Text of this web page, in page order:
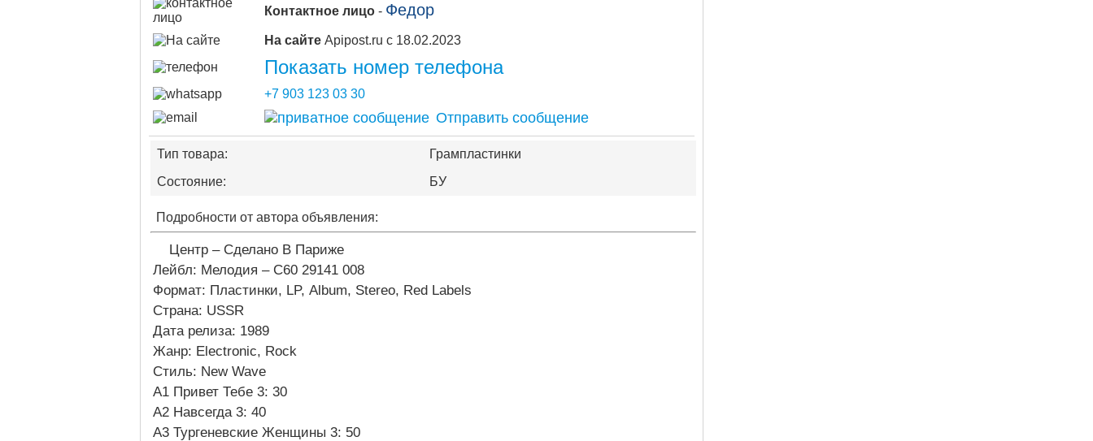
Контактное лицо - Федор
На сайте Apipost.ru с 18.02.2023
Показать номер телефона
+7 903 123 03 30
Отправить сообщение
Тип товара:
Грампластинки
Состояние:
БУ
Подробности от автора объявления:
Центр – Сделано В Париже
Лейбл: Мелодия – С60 29141 008
Формат: Пластинки, LP, Album, Stereo, Red Labels
Страна: USSR
Дата релиза: 1989
Жанр: Electronic, Rock
Стиль: New Wave
A1 Привет Тебе 3: 30
A2 Навсегда 3: 40
A3 Тургеневские Женщины 3: 50